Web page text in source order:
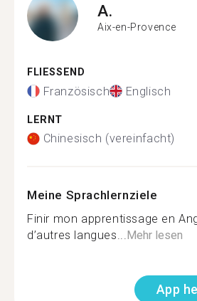
A.
Aix-en-Provence
FLIESSEND
Französisch Englisch
LERNT
Chinesisch (vereinfacht)
Meine Sprachlernziele
Finir mon apprentissage en
d’autres langues...Mehr lesen
App